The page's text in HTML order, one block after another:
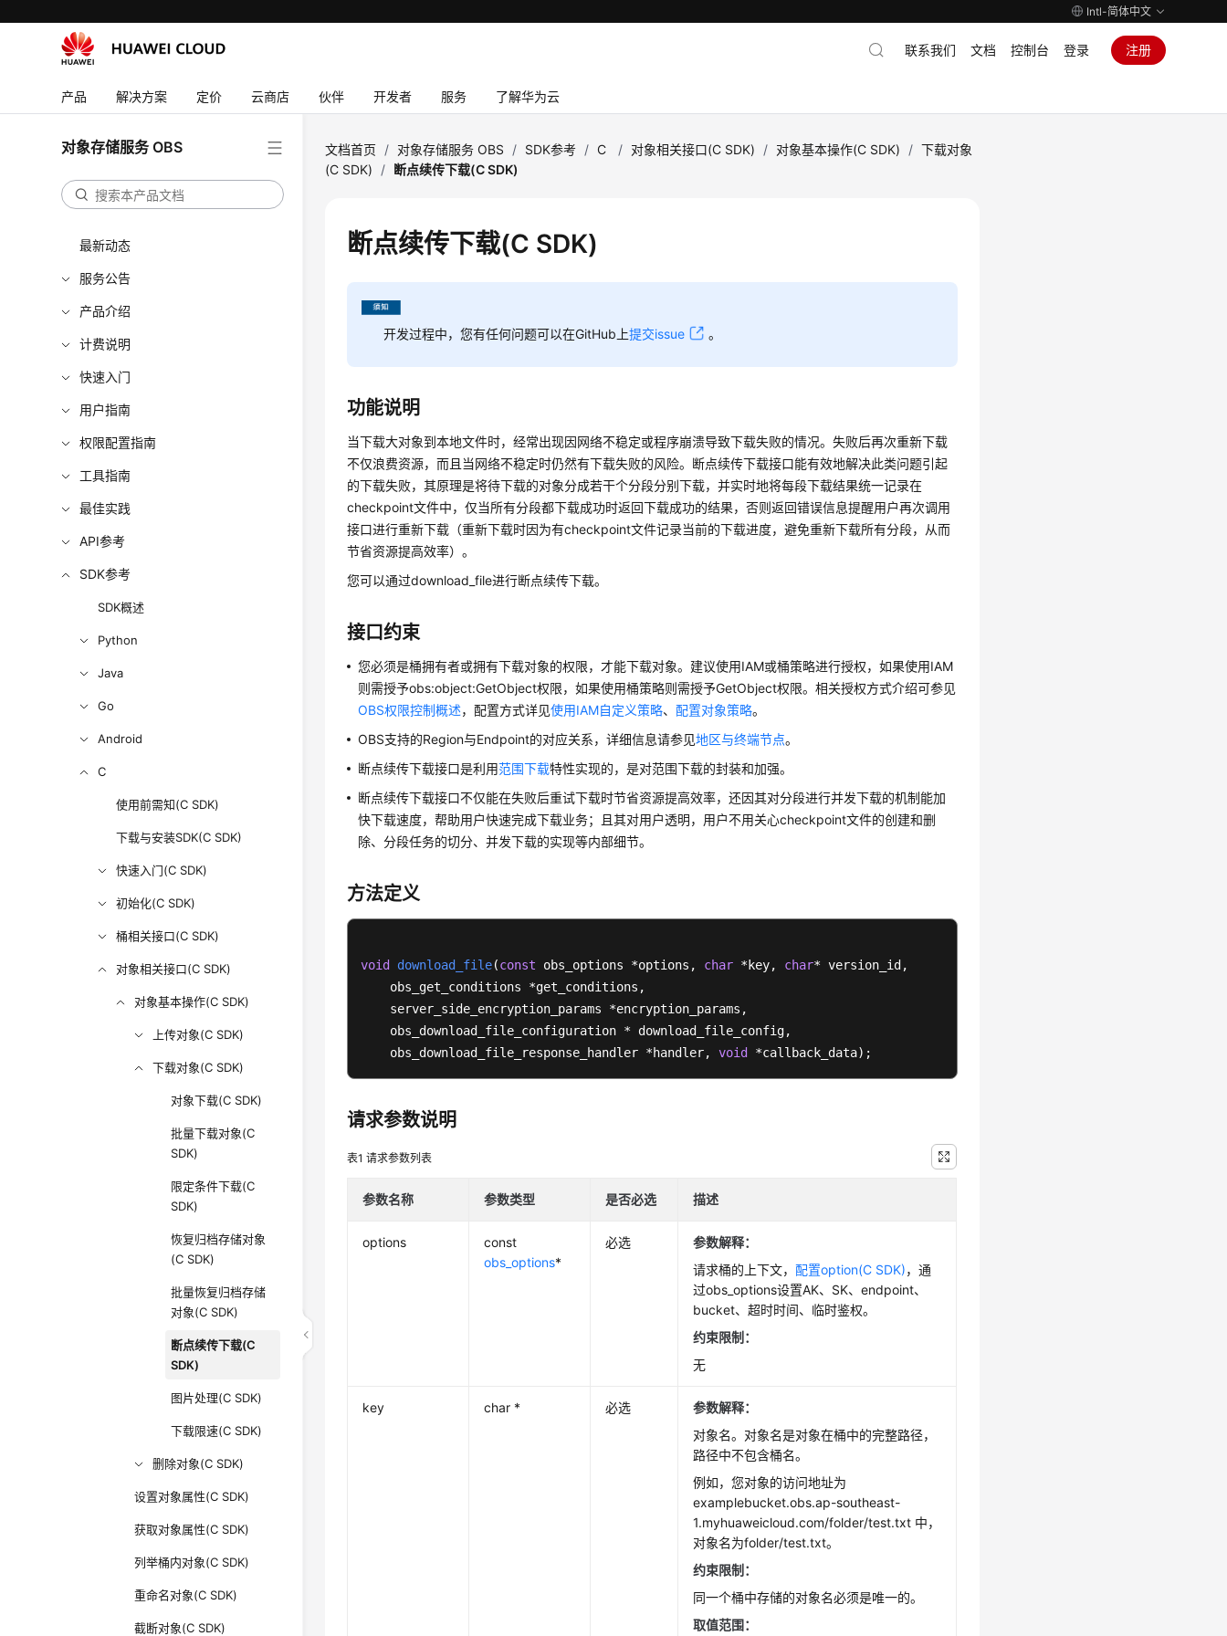
Intl-简体中文
产品 解决方案 定价 云商店 伙伴 开发者 服务 了解华为云
联系我们 文档 控制台 登录 注册
对象存储服务 OBS
最新动态
服务公告
产品介绍
计费说明
快速入门
用户指南
权限配置指南
工具指南
最佳实践
API参考
SDK参考
SDK概述
Python
Java
Go
Android
C
使用前需知(C SDK)
下载与安装SDK(C SDK)
快速入门(C SDK)
初始化(C SDK)
桶相关接口(C SDK)
对象相关接口(C SDK)
对象基本操作(C SDK)
上传对象(C SDK)
下载对象(C SDK)
对象下载(C SDK)
批量下载对象(C
SDK)
限定条件下载(C
SDK)
恢复归档存储对象
(C SDK)
批量恢复归档存储
对象(C SDK)
断点续传下载(C
SDK)
图片处理(C SDK)
下载限速(C SDK)
删除对象(C SDK)
设置对象属性(C SDK)
获取对象属性(C SDK)
列举桶内对象(C SDK)
重命名对象(C SDK)
截断对象(C SDK)
文档首页 / 对象存储服务 OBS / SDK参考 / C / 对象相关接口(C SDK) / 对象基本操作(C SDK) / 下载对象
(C SDK)
/ 断点续传下载(C SDK)
断点续传下载(C SDK)
开发过程中，您有任何问题可以在GitHub上提交issue 。
功能说明
当下载大对象到本地文件时，经常出现因网络不稳定或程序崩溃导致下载失败的情况。失败后再次重新下载
不仅浪费资源，而且当网络不稳定时仍然有下载失败的风险。断点续传下载接口能有效地解决此类问题引起
的下载失败，其原理是将待下载的对象分成若干个分段分别下载，并实时地将每段下载结果统一记录在
checkpoint文件中，仅当所有分段都下载成功时返回下载成功的结果，否则返回错误信息提醒用户再次调用
接口进行重新下载（重新下载时因为有checkpoint文件记录当前的下载进度，避免重新下载所有分段，从而
节省资源提高效率）。
您可以通过download_file进行断点续传下载。
接口约束
您必须是桶拥有者或拥有下载对象的权限，才能下载对象。建议使用IAM或桶策略进行授权，如果使用IAM
则需授予obs:object:GetObject权限，如果使用桶策略则需授予GetObject权限。相关授权方式介绍可参见
OBS权限控制概述，配置方式详见使用IAM自定义策略、配置对象策略。
OBS支持的Region与Endpoint的对应关系，详细信息请参见地区与终端节点。
断点续传下载接口是利用范围下载特性实现的，是对范围下载的封装和加强。
断点续传下载接口不仅能在失败后重试下载时节省资源提高效率，还因其对分段进行并发下载的机制能加
快下载速度，帮助用户快速完成下载业务；且其对用户透明，用户不用关心checkpoint文件的创建和删
除、分段任务的切分、并发下载的实现等内部细节。
方法定义
void download_file(const obs_options *options, char *key, char* version_id,
    obs_get_conditions *get_conditions,
    server_side_encryption_params *encryption_params,
    obs_download_file_configuration * download_file_config,
    obs_download_file_response_handler *handler,
void *callback_data) ;
请求参数说明
表1请求参数列表
参数名称 参数类型 是否必选 描述
options
const
obs_options*
必选
参数解释：
请求桶的上下文，配置option(C SDK)，通
过obs_options设置AK、SK、endpoint、
bucket、超时时间、临时鉴权。
约束限制：
无
key char * 必选
参数解释：
对象名。对象名是对象在桶中的完整路径，
路径中不包含桶名。
例如，您对象的访问地址为
examplebucket.obs.ap-southeast-
1.myhuaweicloud.com/folder/test.txt 中，
对象名为folder/test.txt。
约束限制：
同一个桶中存储的对象名必须是唯一的。
取值范围：